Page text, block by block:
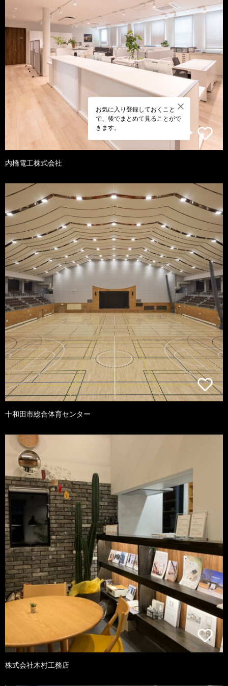
お気に入り登録しておくこと
で、後でまとめて見ることがで
きます。
内橋電工株式会社
十和田市総合体育センター
株式会社木村工務店